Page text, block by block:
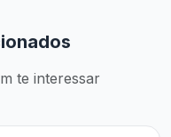
te interessar